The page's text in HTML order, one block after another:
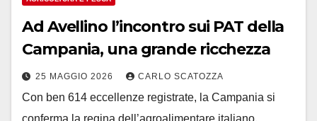
Ad Avellino l’incontro sui PAT della
Campania, una grande ricchezza
25 MAGGIO 2026 CARLO SCATOZZA
Con ben 614 eccellenze registrate, la Campania si
conferma la regina dell’agroalimentare italiano.